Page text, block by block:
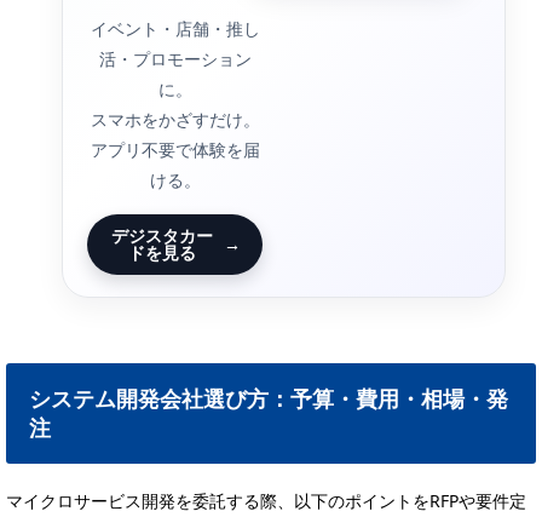
イベント・店舗・推し
活・プロモーション
に。
スマホをかざすだけ。
アプリ不要で体験を届
ける。
デジスタカー
ドを見る →
システム開発会社選び方：予算・費用・相場・発
注
マイクロサービス開発を委託する際、以下のポイントをRFPや要件定